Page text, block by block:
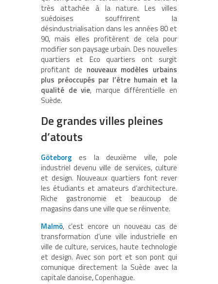
très attachée à la nature. Les villes
suédoises souffrirent la
désindustrialisation dans les années 80 et
90, mais elles profitèrent de cela pour
modifier son paysage urbain. Des nouvelles
quartiers et Eco quartiers ont surgit
profitant de nouveaux modèles urbains
plus préoccupés par l’être humain et la
qualité de vie, marque différentielle en
Suède.
De grandes villes pleines
d’atouts
Göteborg es la deuxième ville, pole
industriel devenu ville de services, culture
et design. Nouveaux quartiers font rever
les étudiants et amateurs d’architecture.
Riche gastronomie et beaucoup de
magasins dans une ville que se réinvente.
Malmö, c’est encore un nouveau cas de
transformation d’une ville industrielle en
ville de culture, services, haute technologie
et design. Avec son port et son pont qui
comunique directement la Suède avec la
capitale danoise, Copenhague.